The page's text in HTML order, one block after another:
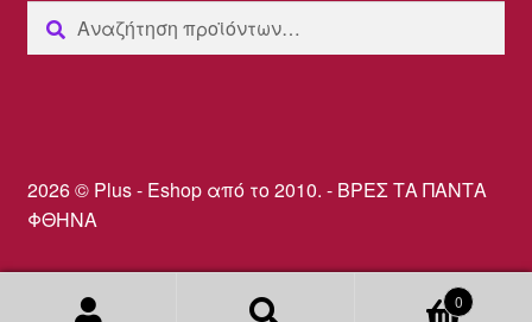
Αναζήτηση
για:
Αναζήτηση
2026 © Plus - Eshop από το 2010. - ΒΡΕΣ ΤΑ ΠΑΝΤΑ
ΦΘΗΝΑ
0